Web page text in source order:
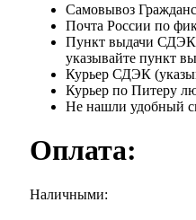
Самовывоз
Почта России по
Пункт выдачи СДЭК
указывайте пункт
Курьер СДЭК
Курьер по Питеру
Не нашли удобный
Оплата:
Наличными: